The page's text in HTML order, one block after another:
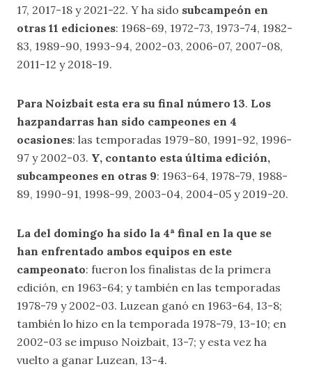
17, 2017-18 y 2021-22. Y ha sido subcampeón en
otras 11 ediciones: 1968-69, 1972-73, 1973-74, 1982-
83, 1989-90, 1993-94, 2002-03, 2006-07, 2007-08,
2011-12 y 2018-19.
Para Noizbait esta era su final número 13. Los
hazpandarras han sido campeones en 4
ocasiones: las temporadas 1979-80, 1991-92, 1996-
97 y 2002-03. Y, contanto esta última edición,
subcampeones en otras 9: 1963-64, 1978-79, 1988-
89, 1990-91, 1998-99, 2003-04, 2004-05 y 2019-20.
La del domingo ha sido la 4ª final en la que se
han enfrentado ambos equipos en este
campeonato: fueron los finalistas de la primera
edición, en 1963-64; y también en las temporadas
1978-79 y 2002-03. Luzean ganó en 1963-64, 13-8;
también lo hizo en la temporada 1978-79, 13-10; en
2002-03 se impuso Noizbait, 13-7; y esta vez ha
vuelto a ganar Luzean, 13-4.